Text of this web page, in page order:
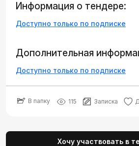
Информация о тендере:
Доступно только по подписке
Дополнительная
Доступно только по подписке
В папку 115 Записка
Хочу участвовать в